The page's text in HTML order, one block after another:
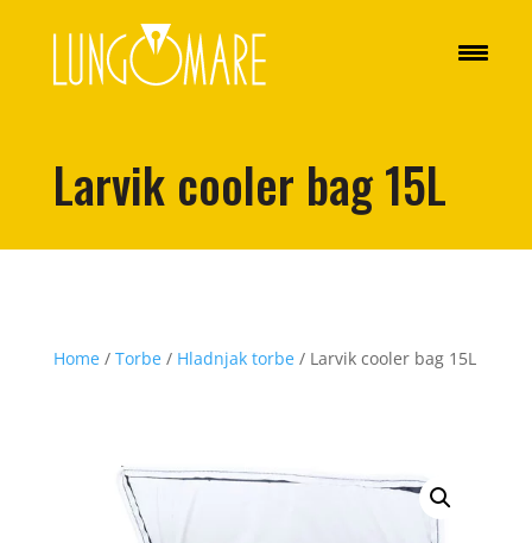
Larvik cooler bag 15L
Home/ Torbe/ Hladnjak torbe/ Larvik cooler bag 15L